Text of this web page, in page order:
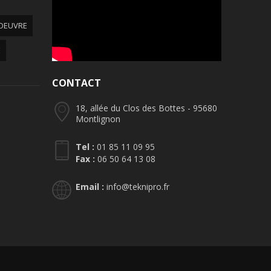
CONTACT
18, allée du Clos des Bottes - 95680
Montlignon
Tel : 01 85 11 09 95
Fax : 06 50 64 13 08
Email : info@teknipro.fr